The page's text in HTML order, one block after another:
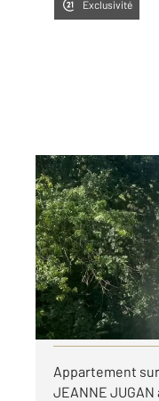
Exclusivité
METZ 57
40,51 m2, 2
Ref : 28608
735 €
par mois charges
Visiter le site dédié
Appartement sur
JEANNE